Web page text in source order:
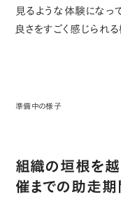
見るような体験になっ
良さをすごく感じられ
準備中の様子
組織の垣根を
催までの助走期